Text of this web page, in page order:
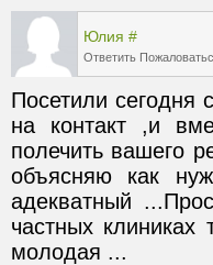
Юлия #
Ответить
Посетили сегодня
на контакт ,и
полечить вашего
объясняю как
адекватный
частных
молодая ...